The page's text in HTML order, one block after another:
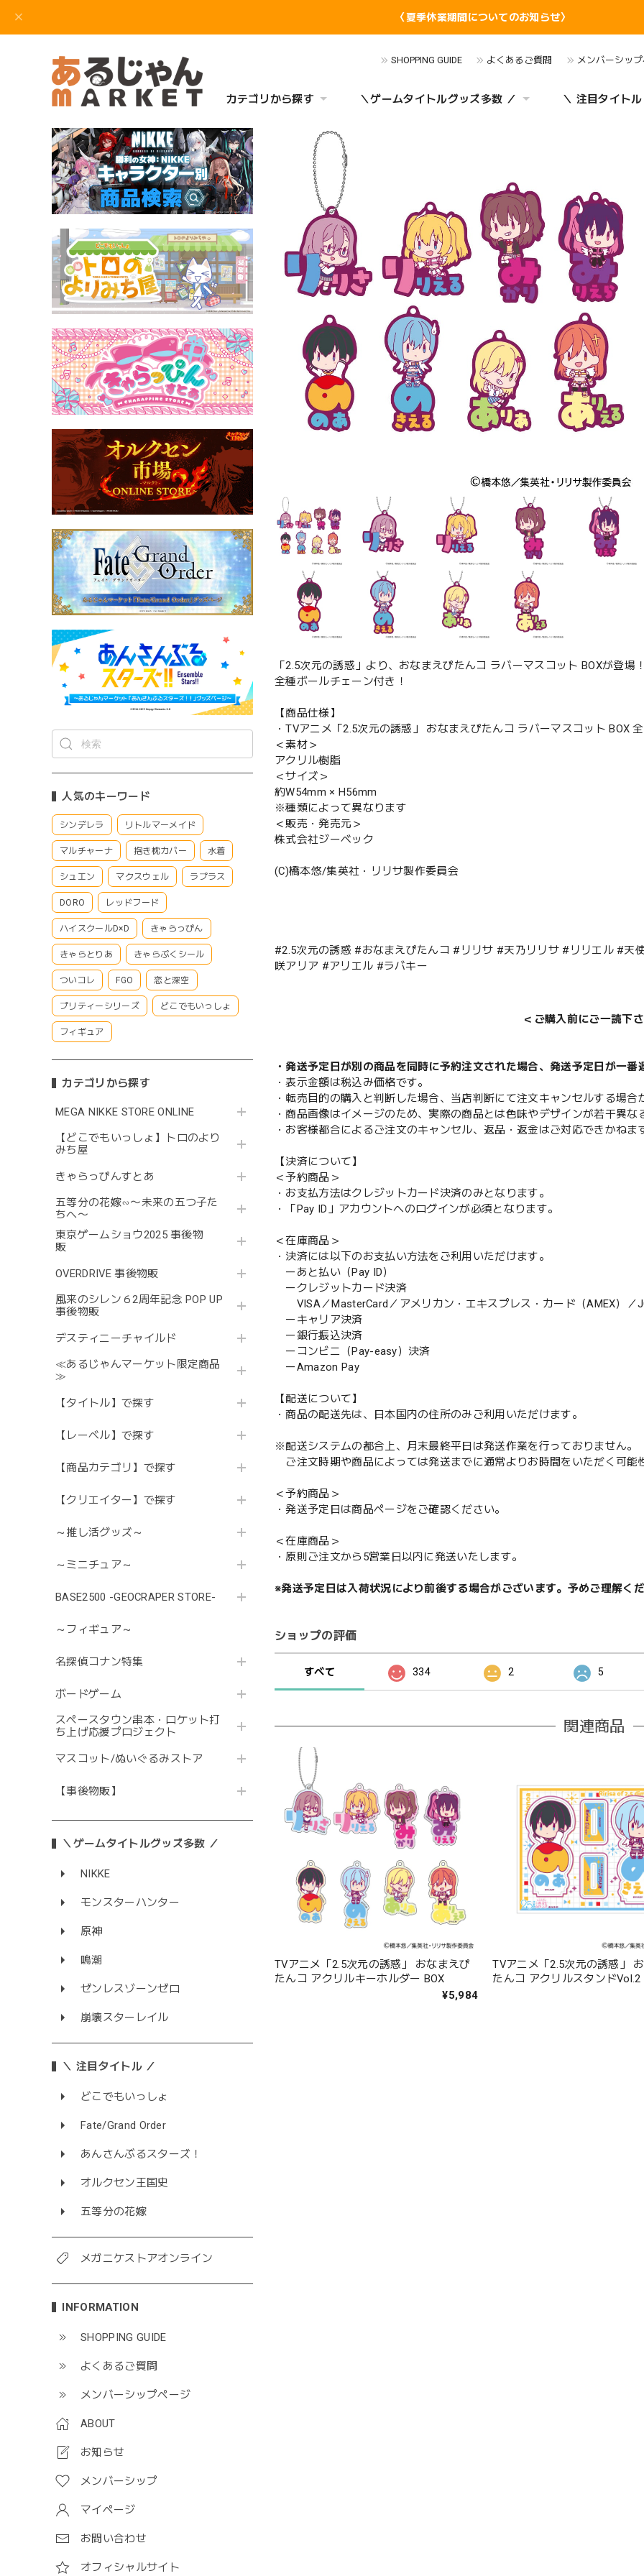
〈夏季休業期間についてのお知らせ〉
SHOPPING GUIDE よくあるご質問 メンバーシッ
カテゴリから探す ＼ゲームタイトルグッズ多数 ／ ＼ 注目タイト
人気のキーワード
シンデレラ リトルマーメイド
マルチャーナ 抱き枕カバー 水着
シュエン マクスウェル ラプラス
DORO レッドフード
ハイスクールD×D きゃらっぴん
きゃらとりあ きゃらぷくシール
ついコレ FGO 恋と深空
プリティーシリーズ どこでもいっしょ
フィギュア
カテゴリから探す
MEGA NIKKE STORE ONLINE
【どこでもいっしょ】トロのより
みち屋
きゃらっぴんすとあ
五等分の花嫁∽〜未来の五つ子た
ちへ〜
東京ゲームショウ2025 事後物
販
OVERDRIVE 事後物販
風来のシレン６2周年記念 POP UP
事後物販
デスティニーチャイルド
≪あるじゃんマーケット限定商品
≫
【タイトル】で探す
【レーベル】で探す
【商品カテゴリ】で探す
【クリエイター】で探す
～推し活グッズ～
～ミニチュア～
BASE2500 -GEOCRAPER STORE-
～フィギュア～
名探偵コナン特集
ボードゲーム
スペースタウン串本・ロケット打
ち上げ応援プロジェクト
マスコット/ぬいぐるみストア
【事後物販】
＼ゲームタイトルグッズ多数 ／
NIKKE
モンスターハンター
原神
鳴潮
ゼンレスゾーンゼロ
崩壊スターレイル
＼ 注目タイトル ／
どこでもいっしょ
Fate/Grand Order
あんさんぶるスターズ！
オルクセン王国史
五等分の花嫁
メガニケストアオンライン
INFORMATION
SHOPPING GUIDE
よくあるご質問
メンバーシップページ
ABOUT
お知らせ
メンバーシップ
マイページ
お問い合わせ
オフィシャルサイト
「2.5次元の誘惑」より、おなまえぴたんコ ラバーマスコット BOXが登場
全種ボールチェーン付き！
【商品仕様】
・TVアニメ「2.5次元の誘惑」 おなまえぴたんコ ラバーマスコット BOX
＜素材＞
アクリル樹脂
＜サイズ＞
約W54mm × H56mm
※種類によって異なります
＜販売・発売元＞
株式会社ジーベック
(C)橋本悠/集英社・リリサ製作委員会
#2.5次元の誘惑 #おなまえぴたんコ #リリサ #天乃リリサ #リリエル #
咲アリア #アリエル #ラバキー
＜ご購入前にご一読下
・発送予定日が別の商品を同時に予約注文された場合、発送予定日が一
・表示金額は税込み価格です。
・転売目的の購入と判断した場合、当店判断にて注文キャンセルする場合
・商品画像はイメージのため、実際の商品とは色味やデザインが若干異な
・お客様都合によるご注文のキャンセル、返品・返金はご対応できかねま
【決済について】
＜予約商品＞
・お支払方法はクレジットカード決済のみとなります。
・「Pay ID」アカウントへのログインが必須となります。
＜在庫商品＞
・決済には以下のお支払い方法をご利用いただけます。
ーあと払い（Pay ID）
ークレジットカード決済
VISA／MasterCard／アメリカン・エキスプレス・カード（AMEX）／
ーキャリア決済
ー銀行振込決済
ーコンビニ（Pay-easy）決済
ーAmazon Pay
【配送について】
・商品の配送先は、日本国内の住所のみご利用いただけます。
※配送システムの都合上、月末最終平日は発送作業を行っておりません。
ご注文時期や商品によっては発送までに通常よりお時間をいただく可能
＜予約商品＞
・発送予定日は商品ページをご確認ください。
＜在庫商品＞
・原則ご注文から5営業日以内に発送いたします。
※発送予定日は入荷状況により前後する場合がございます。予めご理解く
ショップの評価
すべて 334 2 5
関連商品
TVアニメ「2.5次元の誘惑」 おなまえぴ
たんコ アクリルキーホルダー BOX
¥5,984
TVアニメ「2.5次元の誘惑」
たんコ アクリルスタンドVol.2